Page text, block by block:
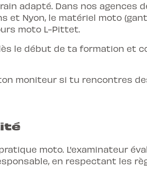
adapté. Dans nos agences
et Nyon, le matériel moto
moto L-Pittet.
le début de ta formation et
moniteur si tu rencontres
moto. L'examinateur
en respectant les